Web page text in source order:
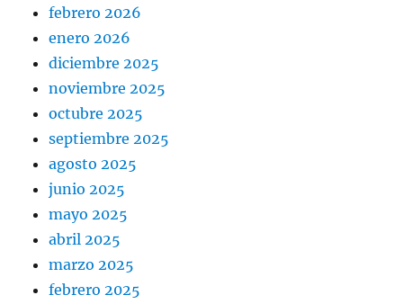
febrero 2026
enero 2026
diciembre 2025
noviembre 2025
octubre 2025
septiembre 2025
agosto 2025
junio 2025
mayo 2025
abril 2025
marzo 2025
febrero 2025